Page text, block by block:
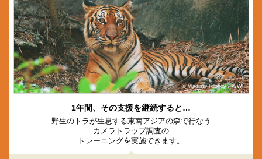
© Vladimir Filonov / WWF
1年間、その支援を継続すると…
野生のトラが生息する東南アジアの森で行なう
カメラトラップ調査の
トレーニングを実施できます。